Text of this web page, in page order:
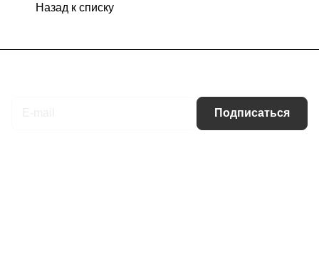
Назад к списку
Подписаться